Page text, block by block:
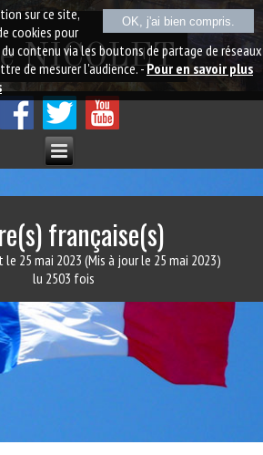
NICOLET
française(s)
le 25 mai 2023 (Mis à jour le 25 mai 2023)
lu 2503 fois
OK, j'ai bien compris.
sur ce site,
cookies pour
contenu via les boutons de partage de réseaux
de mesurer l'audience. -Pour en savoir plus